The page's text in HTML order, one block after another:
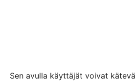
Sen avulla käyttäjät voivat